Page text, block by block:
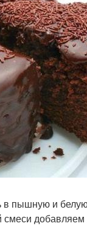
пышную и
смеси